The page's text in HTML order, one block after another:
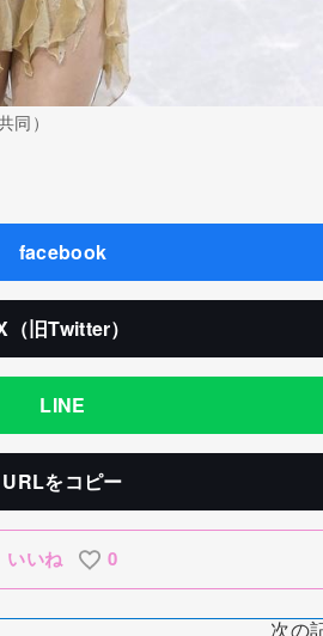
）
facebook
（旧Twitter）
LINE
URLをコピー
いいね 0
次の